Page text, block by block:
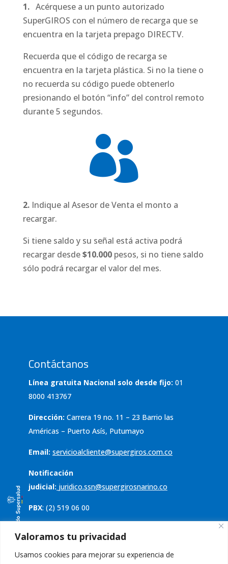
Valoramos tu privacidad
Usamos cookies para mejorar su experiencia de
1. Acérquese a un punto autorizado
SuperGIROS con el número de recarga que se
encuentra en la tarjeta prepago DIRECTV.
Recuerda que el código de recarga se
encuentra en la tarjeta plástica. Si no la tiene o
no recuerda su código puede obtenerlo
presionando el botón “info” del control remoto
durante 5 segundos.

2.Indique al Asesor de Venta el monto a
recargar.
Si tiene saldo y su señal está activa podrá
recargar desde$10.000pesos, si no tiene saldo
sólo podrá recargar el valor del mes.
Contáctanos
Línea gratuita Nacional solo desde fijo: 01
8000 413767
Dirección: Carrera 19 no. 11 – 23 Barrio las
Américas – Puerto Asís, Putumayo
Email: servicioalcliente@supergiros.com.co
Notificación
judicial: juridico.ssn@supergirosnarino.co
PBX: (2) 519 06 00
Servicio al cliente
Política de tratamiento de datos